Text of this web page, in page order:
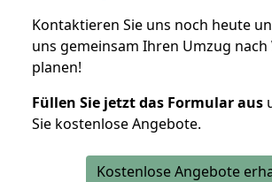
Kontaktieren Sie uns noch heute
uns gemeinsam Ihren Umzug nach
planen!
Füllen Sie jetzt das Formular aus
Sie kostenlose Angebote.
Kostenlose Angebote